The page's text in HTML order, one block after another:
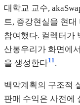
대학교 교수,
트, 증강현실을 현
참여했다. 컬렉터가
산봉우리가 화면에
을 생성한다11.
백악계획의 구조적
판매 수익은 사전에